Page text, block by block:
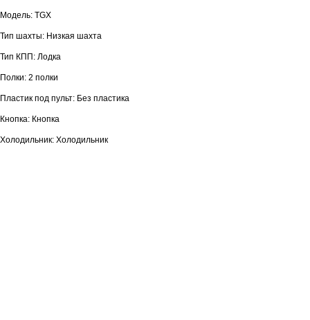
Модель: TGX
Тип шахты: Низкая шахта
Тип КПП: Лодка
Полки: 2 полки
Пластик под пульт: Без пластика
Кнопка: Кнопка
Холодильник: Холодильник